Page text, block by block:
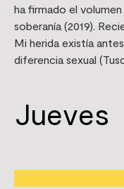
ha firmado el
soberanía (2019).
Mi herida existía
diferencia sexual
Jueves